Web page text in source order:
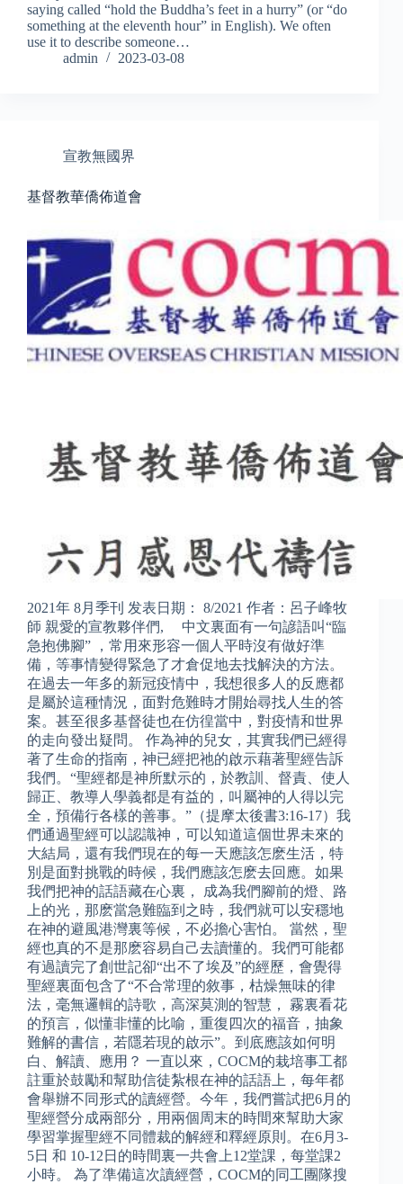
saying called “hold the Buddha’s feet in a hurry” (or “do
something at the eleventh hour” in English). We often
use it to describe someone…
admin
2023-03-08
宣教無國界
基督教華僑佈道會
2021年 8月季刊 发表日期： 8/2021 作者：呂子峰牧
師 親愛的宣教夥伴們, 中文裏面有一句諺語叫“臨
急抱佛腳” ，常用來形容一個人平時沒有做好準
備，等事情變得緊急了才倉促地去找解決的方法。
在過去一年多的新冠疫情中，我想很多人的反應都
是屬於這種情況，面對危難時才開始尋找人生的答
案。甚至很多基督徒也在仿徨當中，對疫情和世界
的走向發出疑問。 作為神的兒女，其實我們已經得
著了生命的指南，神已經把祂的啟示藉著聖經告訴
我們。“聖經都是神所默示的，於教訓、督責、使人
歸正、教導人學義都是有益的，叫屬神的人得以完
全，預備行各樣的善事。”（提摩太後書3:16-17）我
們通過聖經可以認識神，可以知道這個世界未來的
大結局，還有我們現在的每一天應該怎麽生活，特
別是面對挑戰的時候，我們應該怎麽去回應。如果
我們把神的話語藏在心裏， 成為我們腳前的燈、路
上的光，那麽當急難臨到之時，我們就可以安穩地
在神的避風港灣裏等候，不必擔心害怕。 當然，聖
經也真的不是那麽容易自己去讀懂的。我們可能都
有過讀完了創世記卻“出不了埃及”的經歷，會覺得
聖經裏面包含了“不合常理的敘事，枯燥無味的律
法，毫無邏輯的詩歌，高深莫測的智慧， 霧裏看花
的預言，似懂非懂的比喻，重復四次的福音，抽象
難解的書信，若隱若現的啟示”。到底應該如何明
白、解讀、應用？ 一直以來，COCM的栽培事工都
註重於鼓勵和幫助信徒紮根在神的話語上，每年都
會舉辦不同形式的讀經營。今年，我們嘗試把6月的
聖經營分成兩部分，用兩個周末的時間來幫助大家
學習掌握聖經不同體裁的解經和釋經原則。在6月3-
5日 和 10-12日的時間裏一共會上12堂課，每堂課2
小時。 為了準備這次讀經營，COCM的同工團隊搜